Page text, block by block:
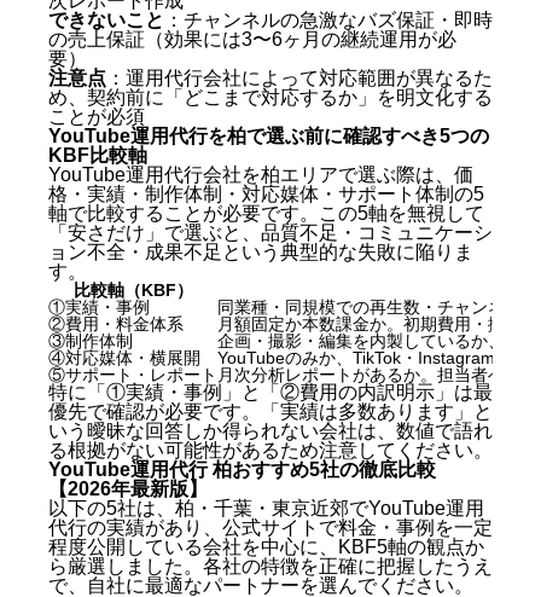
できないこと ：チャンネルの急激なバズ保証・即時
の売上保証（効果には3〜6ヶ月の継続運用が必
要）
注意点 ：運用代行会社によって対応範囲が異なるた
め、契約前に「どこまで対応するか」を明文化する
ことが必須
YouTube運用代行を柏で選ぶ前に確認すべき5つの
KBF比較軸
YouTube運用代行会社を柏エリアで選ぶ際は、価
格・実績・制作体制・対応媒体・サポート体制の5
軸で比較することが必要です。この5軸を無視して
「安さだけ」で選ぶと、品質不足・コミュニケーシ
ョン不全・成果不足という典型的な失敗に陥りま
す。
比較軸（KBF）
①実績・事例
同業種・同規模での再生数・チャンネル
②費用・料金体系
月額固定か本数課金か。初期費用・撮影
③制作体制
企画・撮影・編集を内製しているか、外
④対応媒体・横展開
YouTubeのみか、TikTok・Instagram・
⑤サポート・レポート 月次分析レポートがあるか。担当者への
特に「①実績・事例」と「②費用の内訳明示」は最
優先で確認が必要です。「実績は多数あります」と
いう曖昧な回答しか得られない会社は、数値で語れ
る根拠がない可能性があるため注意してください。
YouTube運用代行 柏おすすめ5社の徹底比較
【2026年最新版】
以下の5社は、柏・千葉・東京近郊でYouTube運用
代行の実績があり、公式サイトで料金・事例を一定
程度公開している会社を中心に、KBF5軸の観点か
ら厳選しました。各社の特徴を正確に把握したうえ
で、自社に最適なパートナーを選んでください。